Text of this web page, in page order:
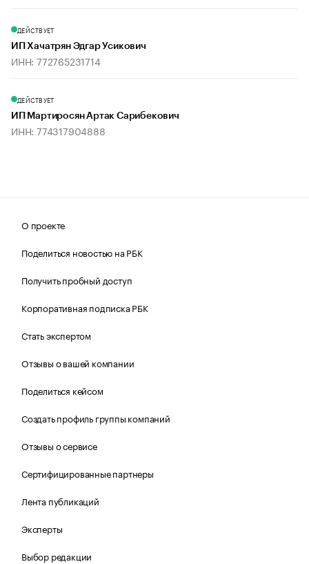
ДЕЙСТВУЕТ
ИП Хачатрян Эдгар Усикович
ИНН: 772765231714
ДЕЙСТВУЕТ
ИП Мартиросян Артак Сарибекович
ИНН: 774317904888
О проекте
Поделиться новостью на РБК
Получить пробный доступ
Корпоративная подписка РБК
Стать экспертом
Отзывы о вашей компании
Поделиться кейсом
Создать профиль группы компаний
Отзывы о сервисе
Сертифицированные партнеры
Лента публикаций
Эксперты
Выбор редакции